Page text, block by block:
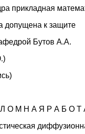
прикладная
допущена к защите
Бутов А.А.
О М Н А Я Р А Б О Т